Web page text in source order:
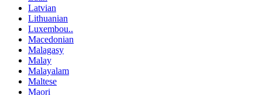
Latvian
Lithuanian
Luxembou..
Macedonian
Malagasy
Malay
Malayalam
Maltese
Maori